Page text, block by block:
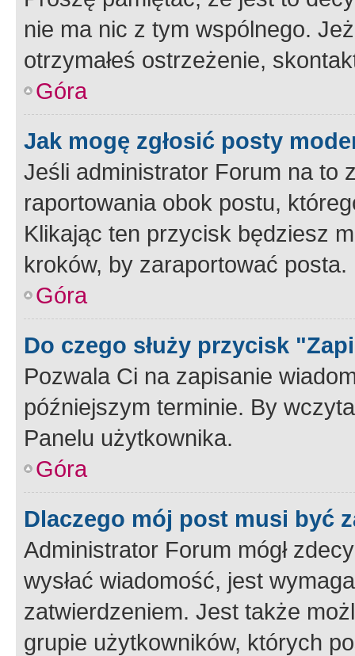
nie ma nic z tym wspólnego.
otrzymałeś ostrzeżenie,
Góra
Jak mogę zgłosić posty
Jeśli administrator Forum na to
raportowania obok postu,
Klikając ten przycisk będziesz
kroków, by zaraportować posta.
Góra
Do czego służy przycisk
Pozwala Ci na zapisanie
późniejszym terminie. By
Panelu użytkownika.
Góra
Dlaczego mój post musi być
Administrator Forum mógł
wysłać wiadomość, jest
zatwierdzeniem. Jest także
grupie użytkowników, których